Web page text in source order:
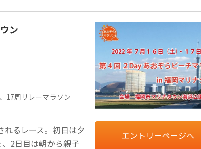
ン
17周リレーマラソン
るレース。初日は夕
2日目は朝から親子
エントリーページへ